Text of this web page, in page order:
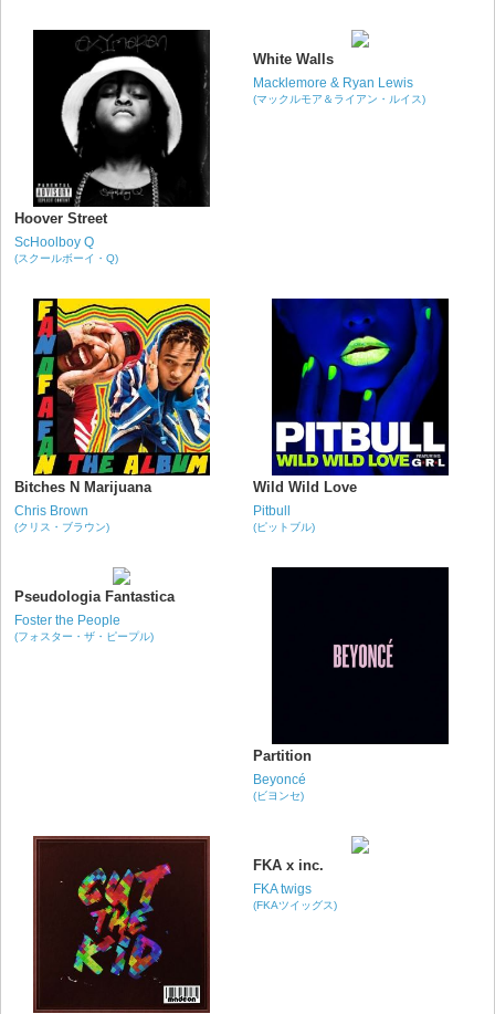
Hoover Street
ScHoolboy Q
(スクールボーイ・Q)
White Walls
Macklemore & Ryan Lewis
(マックルモア＆ライアン・ルイス)
Bitches N Marijuana
Chris Brown
(クリス・ブラウン)
Wild Wild Love
Pitbull
(ピットブル)
Pseudologia Fantastica
Foster the People
(フォスター・ザ・ピープル)
Partition
Beyoncé
(ビヨンセ)
FKA x inc.
FKA twigs
(FKAツイッグス)